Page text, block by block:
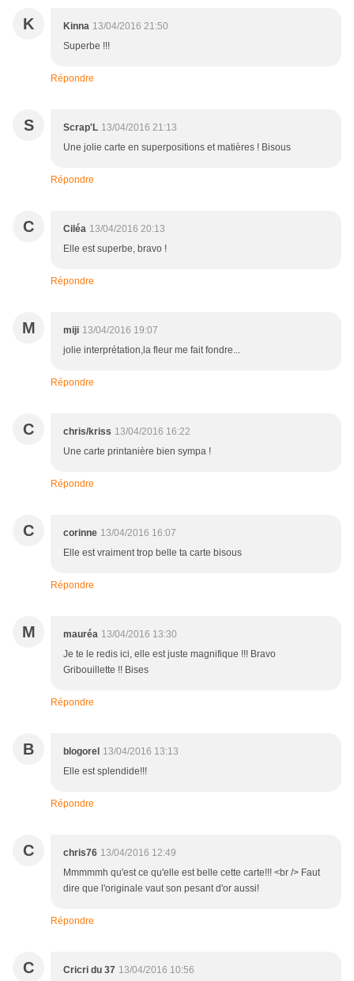
K Kinna 13/04/2016 21:50
Superbe !!!
Répondre
S Scrap'L 13/04/2016 21:13
Une jolie carte en superpositions et matières ! Bisous
Répondre
C Ciléa 13/04/2016 20:13
Elle est superbe, bravo !
Répondre
M miji 13/04/2016 19:07
jolie interprétation,la fleur me fait fondre...
Répondre
C chris/kriss 13/04/2016 16:22
Une carte printanière bien sympa !
Répondre
C corinne 13/04/2016 16:07
Elle est vraiment trop belle ta carte bisous
Répondre
M mauréa 13/04/2016 13:30
Je te le redis ici, elle est juste magnifique !!! Bravo
Gribouillette !! Bises
Répondre
B blogorel 13/04/2016 13:13
Elle est splendide!!!
Répondre
C chris76 13/04/2016 12:49
Mmmmmh qu'est ce qu'elle est belle cette carte!!! <br /> Faut
dire que l'originale vaut son pesant d'or aussi!
Répondre
C Cricri du 37 13/04/2016 10:56